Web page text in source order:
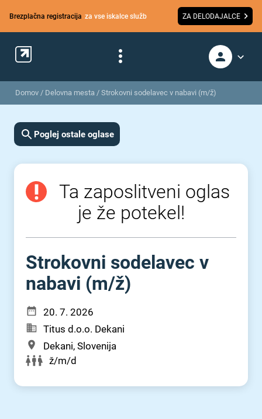
Brezplačna registracija za vse iskalce služb ZA DELODAJALCE
Domov / Delovna mesta / Strokovni sodelavec v nabavi (m/ž)
Poglej ostale oglase
Ta zaposlitveni oglas
je že potekel!
Strokovni sodelavec v
nabavi (m⁠/⁠ž)
20. 7. 2026
Titus d.o.o. Dekani
Dekani, Slovenija
ž/m/d